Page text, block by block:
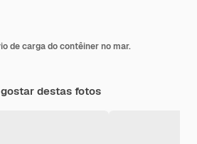
de carga do contêiner no mar.
destas fotos